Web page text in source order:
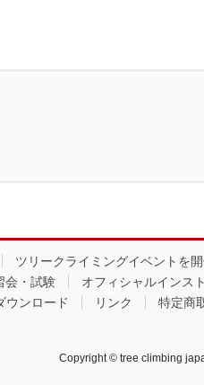
ツリークライミングイベントを
会・試験 オフィシャルインス
ウンロード リンク 特定商
Copyright © tree climbing